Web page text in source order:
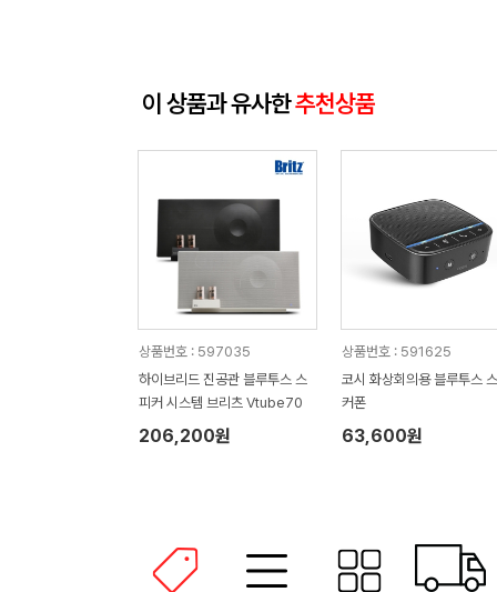
이 상품과 유사한추천상품
상품번호 : 597035
하이브리드 진공관 블루투스 스
피커 시스템 브리츠 Vtube70
206,200원
상품번호 : 591625
코시 화상회의용 블루투스
커폰
63,600원